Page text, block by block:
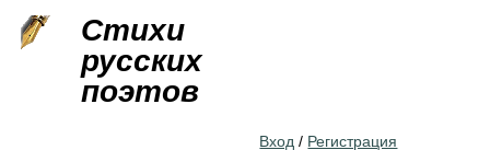
Стихи
русских
поэтов
Вход / Регистрация